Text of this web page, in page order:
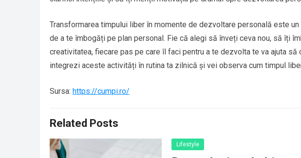
Transformarea timpului liber în momente de dezvoltare personală este
de a te îmbogăți pe plan personal. Fie că alegi să înveți ceva nou, să îți
creativitatea, fiecare pas pe care îl faci pentru a te dezvolta te va ajuta
integrezi aceste activități în rutina ta zilnică și vei observa cum timpul
Sursa: https://cumpi.ro/
Related Posts
Lifestyle